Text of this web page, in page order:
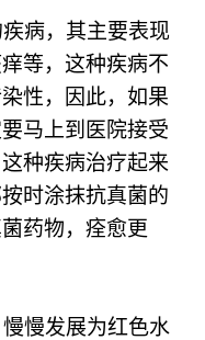
病，其主要表现
等，这种疾病不
性，因此，如果
马上到医院接受
种疾病治疗起来
时涂抹抗真菌的
药物，痊愈更
慢发展为红色水